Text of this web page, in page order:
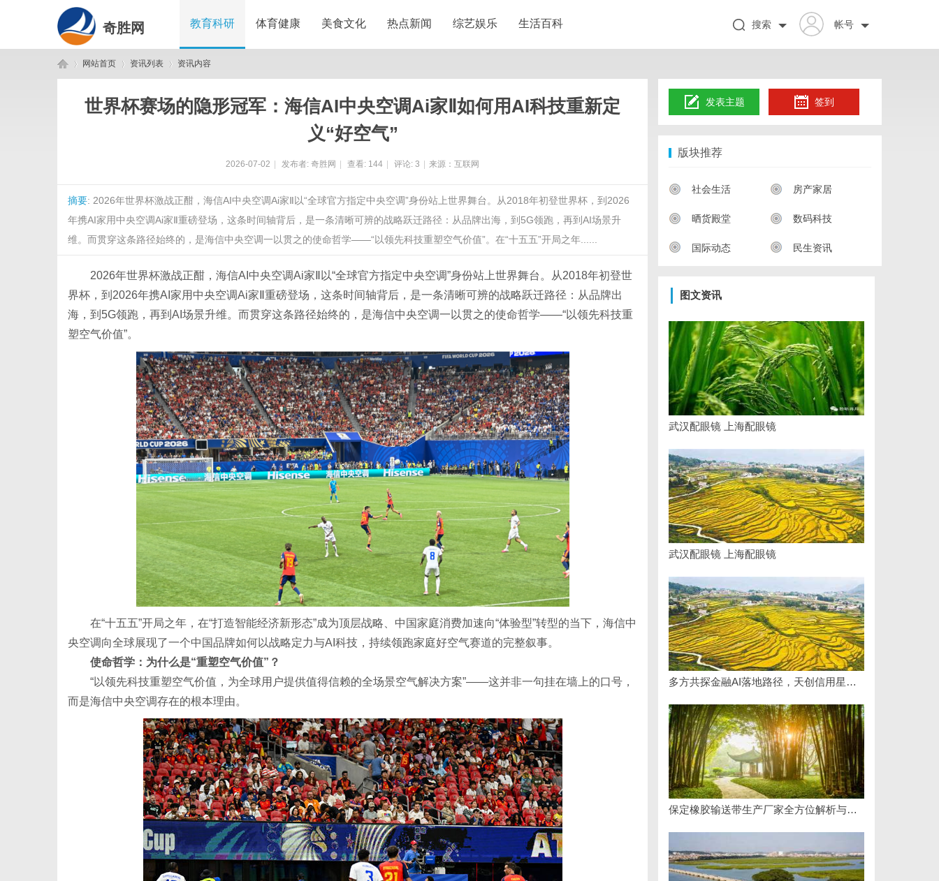
奇胜网 教育科研 体育健康 美食文化 热点新闻 综艺娱乐 生活百科 帐号
搜索
网站首页 资讯列表 资讯内容
世界杯赛场的隐形冠军：海信AI中央空调Ai家Ⅱ如何用AI科技重新定
义“好空气”
2026-07-02 发布者: 奇胜网 查看: 144 评论: 3 来源：互联网
摘要: 2026年世界杯激战正酣，海信AI中央空调Ai家Ⅱ以“全球官方指定中央空调”身份站上世界舞台。从2018年初登世界杯，到2026
年携AI家用中央空调Ai家Ⅱ重磅登场，这条时间轴背后，是一条清晰可辨的战略跃迁路径：从品牌出海，到5G领跑，再到AI场景升
维。而贯穿这条路径始终的，是海信中央空调一以贯之的使命哲学——“以领先科技重塑空气价值”。在“十五五”开局之年......
2026年世界杯激战正酣，海信AI中央空调Ai家Ⅱ以“全球官方指定中央空调”身份站上世界舞台。从2018年初登世
界杯，到2026年携AI家用中央空调Ai家Ⅱ重磅登场，这条时间轴背后，是一条清晰可辨的战略跃迁路径：从品牌出
海，到5G领跑，再到AI场景升维。而贯穿这条路径始终的，是海信中央空调一以贯之的使命哲学——“以领先科技重
塑空气价值”。
在“十五五”开局之年，在“打造智能经济新形态”成为顶层战略、中国家庭消费加速向“体验型”转型的当下，海信中
央空调向全球展现了一个中国品牌如何以战略定力与AI科技，持续领跑家庭好空气赛道的完整叙事。
使命哲学：为什么是“重塑空气价值”？
“以领先科技重塑空气价值，为全球用户提供值得信赖的全场景空气解决方案”——这并非一句挂在墙上的口号，
而是海信中央空调存在的根本理由。
发表主题 签到
版块推荐
社会生活 房产家居
晒货殿堂 数码科技
国际动态 民生资讯
图文资讯
武汉配眼镜 上海配眼镜
武汉配眼镜 上海配眼镜
多方共探金融AI落地路径，天创信用星图AI助力产业金融智能升级
保定橡胶输送带生产厂家全方位解析与行业发展前景